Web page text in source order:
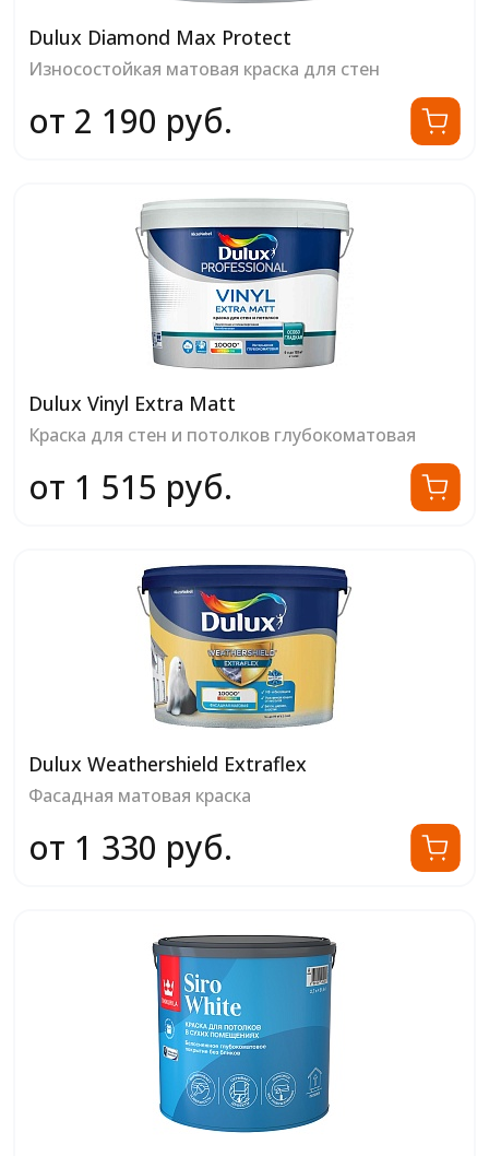
Dulux Diamond Max Protect
Износостойкая матовая краска для стен
от 2 190 руб.
Dulux Vinyl Extra Matt
Краска для стен и потолков глубокоматовая
от 1 515 руб.
Dulux Weathershield Extraflex
Фасадная матовая краска
от 1 330 руб.